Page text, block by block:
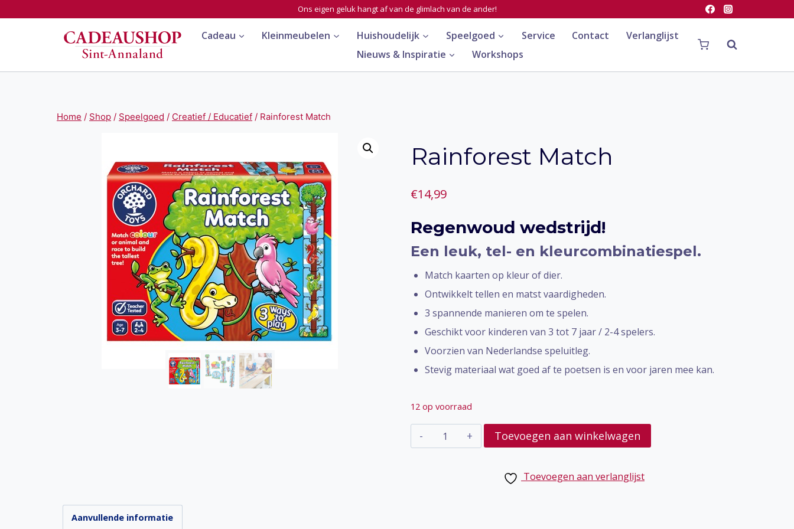
Ons eigen geluk hangt af van de glimlach van de ander!
Cadeau Kleinmeubelen Huishoudelijk Speelgoed Service Contact
Verlanglijst
Nieuws & Inspiratie
Workshops
Home / Shop / Speelgoed / Creatief / Educatief / Rainforest Match
Rainforest Match
€14,99
Regenwoud wedstrijd!
Een leuk, tel- en kleurcombinatiespel.
Match kaarten op kleur of dier.
Ontwikkelt tellen en matst vaardigheden.
3 spannende manieren om te spelen.
Geschikt voor kinderen van 3 tot 7 jaar / 2-4 spelers.
Voorzien van Nederlandse speluitleg.
Stevig materiaal wat goed af te poetsen is en voor jaren mee kan.
12 op voorraad
Rainforest
Match
Toevoegen aan winkelwagen
Toevoegen aan verlanglijst
Aanvullende informatie